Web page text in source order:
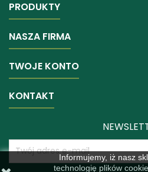
PRODUKTY
NASZA FIRMA
TWOJE KONTO
KONTAKT
Informujemy, iż nasz
technologię plików